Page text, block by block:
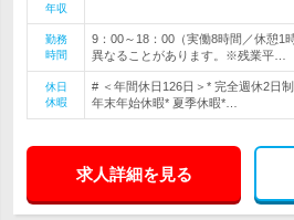
年収
勤務
時間
9：00～18：00（実働8時間／休憩1
異なることがあります。※残業平…
休日
休暇
# ＜年間休日126日＞* 完全週休2日
年末年始休暇* 夏季休暇*…
求人詳細を見る